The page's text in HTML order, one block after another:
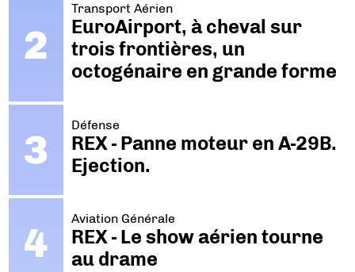
Transport Aérien
EuroAirport, à cheval sur
trois frontières, un
octogénaire en grande forme
Défense
REX - Panne moteur en A-29B.
Ejection.
Aviation Générale
REX - Le show aérien tourne
au drame